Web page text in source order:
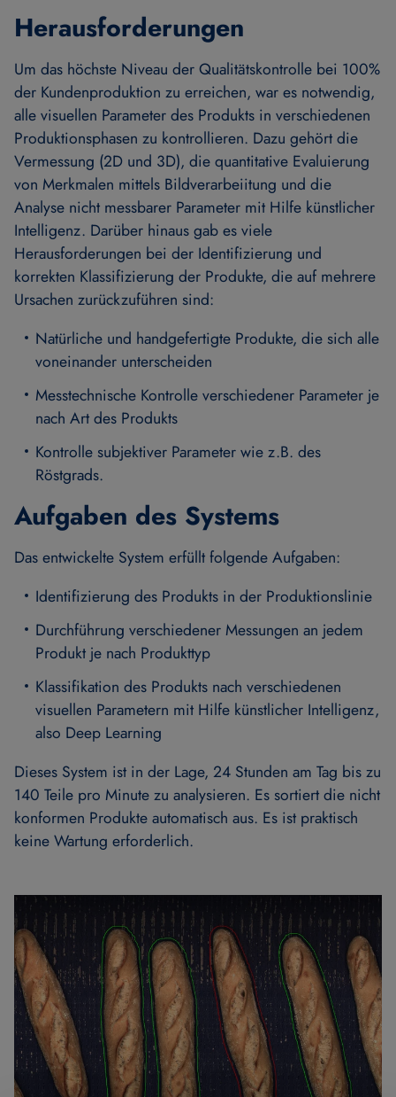
Herausforderungen
Um das höchste Niveau der Qualitätskontrolle bei 100%
der Kundenproduktion zu erreichen, war es notwendig,
alle visuellen Parameter des Produkts in verschiedenen
Produktionsphasen zu kontrol­lieren. Dazu gehört die
Vermessung (2D und 3D), die quantitative Evaluierung
von Merkmalen mittels Bildverarbeiitung und die
Analyse nicht messbarer Parameter mit Hilfe künstlicher
Intelligenz. Darüber hinaus gab es viele
Herausforderungen bei der Identifizierung und
korrekten Klassifizierung der Produkte, die auf mehrere
Ursachen zurückzuführen sind:
Natürliche und handgefertigte Produkte, die sich alle
voneinander unterscheiden
Messtechnische Kontrolle verschiedener Parameter je
nach Art des Produkts
Kontrolle subjektiver Parameter wie z.B. des
Röstgrads.
Aufgaben des Systems
Das entwickelte System erfüllt folgende Aufgaben:
Identifizierung des Produkts in der Produktionslinie
Durchführung verschiedener Messungen an jedem
Produkt je nach Produkttyp
Klassifikation des Produkts nach verschiedenen
visuellen Parametern mit Hilfe künstlicher Intelligenz,
also Deep Learning
Dieses System ist in der Lage, 24 Stunden am Tag bis zu
140 Teile pro Minute zu analysieren. Es sortiert die nicht
konformen Produkte automatisch aus. Es ist praktisch
keine Wartung erforderlich.